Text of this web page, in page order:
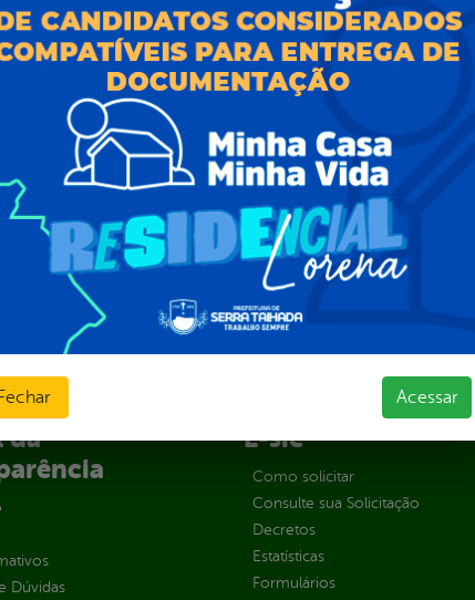
(na Escola de Artes):
Paixão).
da
Dúvidas
E-sic
Como solicitar
Consulte sua Solicitação
Decretos
Estatísticas
Formulários
Fechar Acessar